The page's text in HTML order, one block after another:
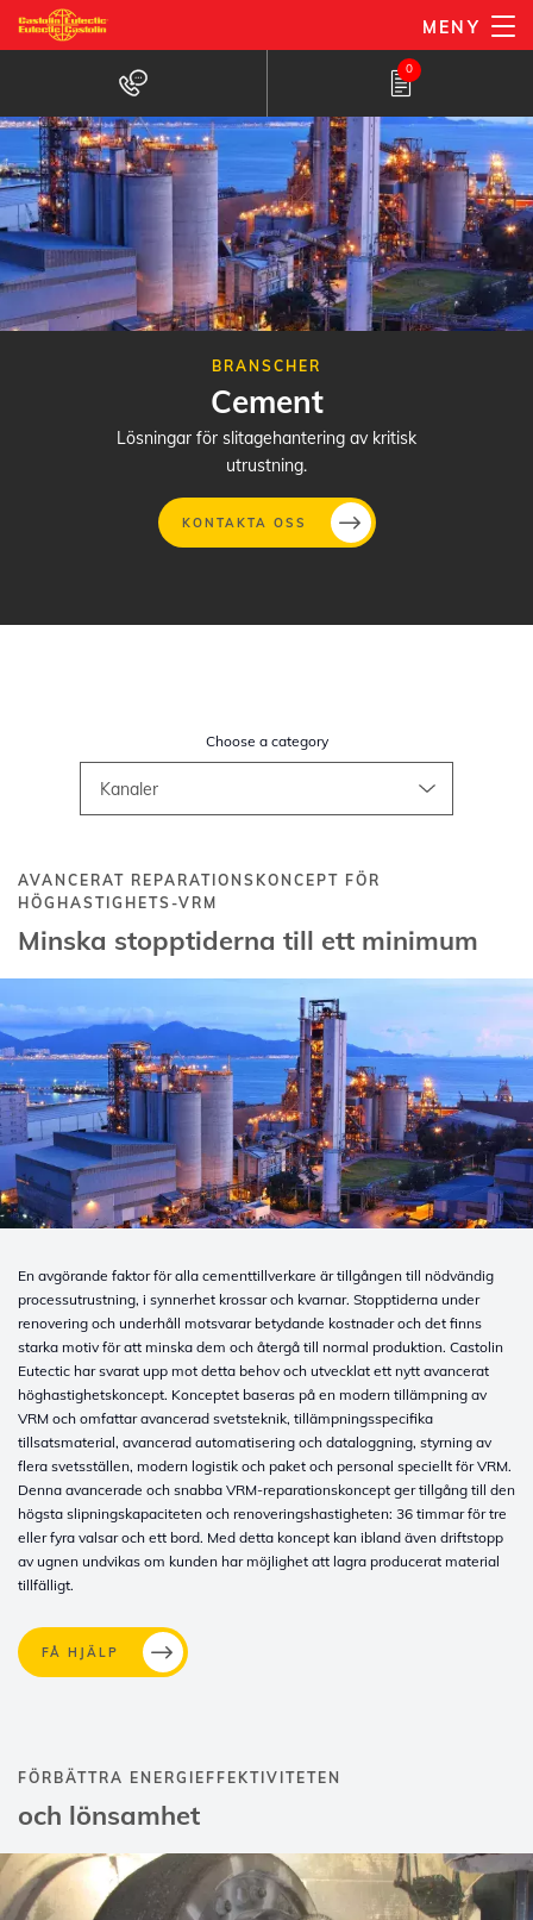
Hoppa
till
huvudinnehåll
MENY
0
BRANSCHER
Cement
Lösningar för slitagehantering av kritisk
utrustning.
KONTAKTA OSS
Choose a category
AVANCERAT REPARATIONSKONCEPT FÖR
HÖGHASTIGHETS-VRM
Minska stopptiderna till ett minimum
En avgörande faktor för alla cementtillverkare är tillgången till nödvändig
processutrustning, i synnerhet krossar och kvarnar. Stopptiderna under
renovering och underhåll motsvarar betydande kostnader och det finns
starka motiv för att minska dem och återgå till normal produktion. Castolin
Eutectic har svarat upp mot detta behov och utvecklat ett nytt avancerat
höghastighetskoncept. Konceptet baseras på en modern tillämpning av
VRM och omfattar avancerad svetsteknik, tillämpningsspecifika
tillsatsmaterial, avancerad automatisering och dataloggning, styrning av
flera svetsställen, modern logistik och paket och personal speciellt för VRM.
Denna avancerade och snabba VRM-reparationskoncept ger tillgång till den
högsta slipningskapaciteten och renoveringshastigheten: 36 timmar för tre
eller fyra valsar och ett bord. Med detta koncept kan ibland även driftstopp
av ugnen undvikas om kunden har möjlighet att lagra producerat material
tillfälligt.
FÅ HJÄLP
FÖRBÄTTRA ENERGIEFFEKTIVITETEN
och lönsamhet